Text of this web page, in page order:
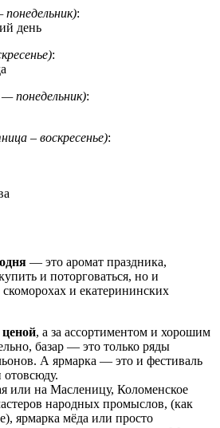
:
день
:
понедельник):
– воскресенье):
— это аромат праздника,
и поторговаться, но и
и екатерининских
, а за ассортиментом и хорошим
базар — это только ряды
А ярмарка — это и фестиваль
или на Масленицу, Коломенское
народных промыслов, (как
ярмарка мёда или просто